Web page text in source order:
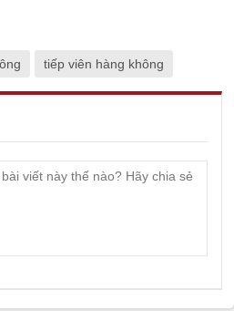
tiếp viên hàng không